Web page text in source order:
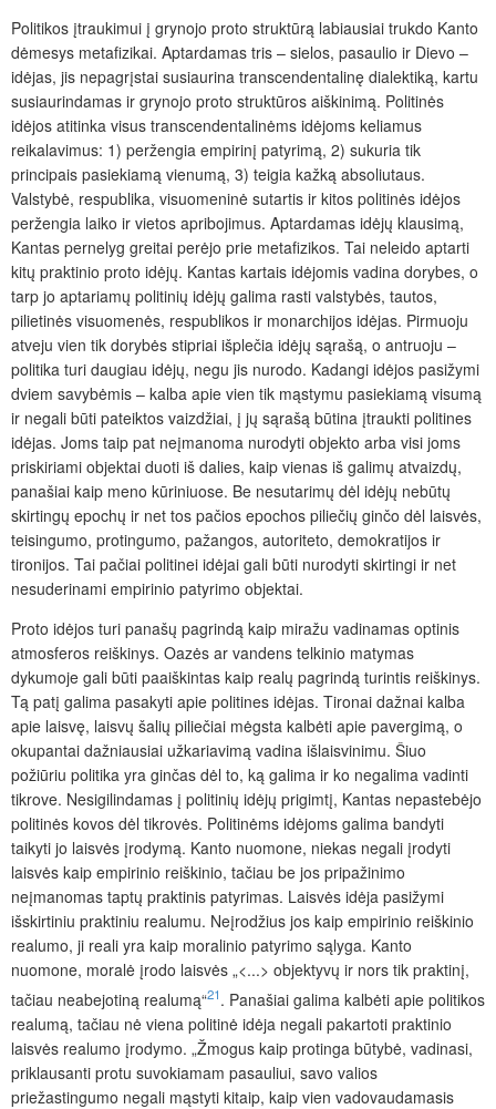
Politikos įtraukimui į grynojo proto struktūrą labiausiai trukdo Kanto
dėmesys metafizikai. Aptardamas tris – sielos, pasaulio ir Dievo –
idėjas, jis nepagrįstai susiaurina transcendentalinę dialektiką, kartu
susiaurindamas ir grynojo proto struktūros aiškinimą. Politinės
idėjos atitinka visus transcendentalinėms idėjoms keliamus
reikalavimus: 1) peržengia empirinį patyrimą, 2) sukuria tik
principais pasiekiamą vienumą, 3) teigia kažką absoliutaus.
Valstybė, respublika, visuomeninė sutartis ir kitos politinės idėjos
peržengia laiko ir vietos apribojimus. Aptardamas idėjų klausimą,
Kantas pernelyg greitai perėjo prie metafizikos. Tai neleido aptarti
kitų praktinio proto idėjų. Kantas kartais idėjomis vadina dorybes, o
tarp jo aptariamų politinių idėjų galima rasti valstybės, tautos,
pilietinės visuomenės, respublikos ir monarchijos idėjas. Pirmuoju
atveju vien tik dorybės stipriai išplečia idėjų sąrašą, o antruoju –
politika turi daugiau idėjų, negu jis nurodo. Kadangi idėjos pasižymi
dviem savybėmis – kalba apie vien tik mąstymu pasiekiamą visumą
ir negali būti pateiktos vaizdžiai, į jų sąrašą būtina įtraukti politines
idėjas. Joms taip pat neįmanoma nurodyti objekto arba visi joms
priskiriami objektai duoti iš dalies, kaip vienas iš galimų atvaizdų,
panašiai kaip meno kūriniuose. Be nesutarimų dėl idėjų nebūtų
skirtingų epochų ir net tos pačios epochos piliečių ginčo dėl laisvės,
teisingumo, protingumo, pažangos, autoriteto, demokratijos ir
tironijos. Tai pačiai politinei idėjai gali būti nurodyti skirtingi ir net
nesuderinami empirinio patyrimo objektai.
Proto idėjos turi panašų pagrindą kaip miražu vadinamas optinis
atmosferos reiškinys. Oazės ar vandens telkinio matymas
dykumoje gali būti paaiškintas kaip realų pagrindą turintis reiškinys.
Tą patį galima pasakyti apie politines idėjas. Tironai dažnai kalba
apie laisvę, laisvų šalių piliečiai mėgsta kalbėti apie pavergimą, o
okupantai dažniausiai užkariavimą vadina išlaisvinimu. Šiuo
požiūriu politika yra ginčas dėl to, ką galima ir ko negalima vadinti
tikrove. Nesigilindamas į politinių idėjų prigimtį, Kantas nepastebėjo
politinės kovos dėl tikrovės. Politinėms idėjoms galima bandyti
taikyti jo laisvės įrodymą. Kanto nuomone, niekas negali įrodyti
laisvės kaip empirinio reiškinio, tačiau be jos pripažinimo
neįmanomas taptų praktinis patyrimas. Laisvės idėja pasižymi
išskirtiniu praktiniu realumu. Neįrodžius jos kaip empirinio reiškinio
realumo, ji reali yra kaip moralinio patyrimo sąlyga. Kanto
nuomone, moralė įrodo laisvės „<...> objektyvų ir nors tik praktinį,
tačiau neabejotiną realumą“21. Panašiai galima kalbėti apie politikos
realumą, tačiau nė viena politinė idėja negali pakartoti praktinio
laisvės realumo įrodymo. „Žmogus kaip protinga būtybė, vadinasi,
priklausanti protu suvokiamam pasauliui, savo valios
priežastingumo negali mąstyti kitaip, kaip vien vadovaudamasis